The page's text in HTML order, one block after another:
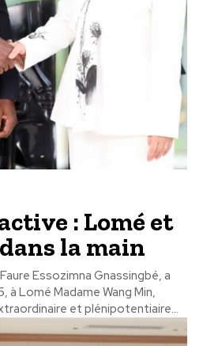
: Lomé et
la main
Essozimna Gnassingbé, a
à Lomé Madame Wang Min,
et plénipotentiaire...